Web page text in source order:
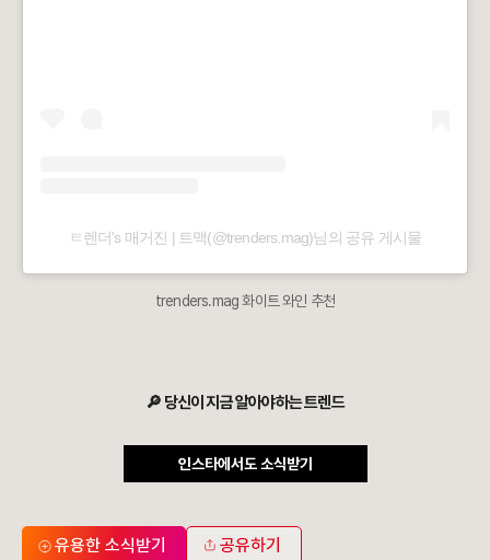
ㅌ렌더's 매거진 | 트맥(@trenders.mag)님의 공유 게시물
trenders.mag 화이트 와인 추천
🔎 당신이 지금 알아야하는 트렌드
인스타에서도 소식받기
유용한 소식받기 공유하기